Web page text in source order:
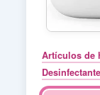
Artículos de